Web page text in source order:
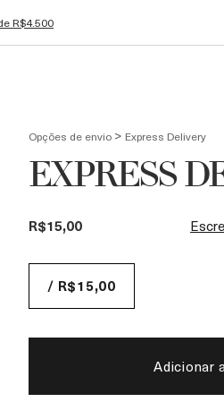
R$4.500
Opções de envio > Express Delivery
EXPRESS
R$15,00
/ R$15,00
Adicionar